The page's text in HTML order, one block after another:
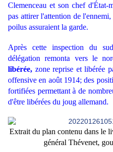
Clemenceau et son chef d'État-
pas attirer l'attention de
poilus assuraient la garde.
Après cette inspection du
délégation remonta vers le
libérée, zone reprise et libérée
offensive en août 1914; des
fortifiées permettant à de
d'être libérées du joug allemand.
Extrait du plan contenu dans le
général Thévenet,